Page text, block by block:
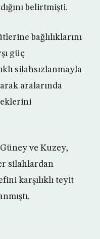
belirtmişti.
bağlılıklarını
güç
silahsızlanmayla
aralarında
ve Kuzey,
silahlardan
karşılıklı teyit